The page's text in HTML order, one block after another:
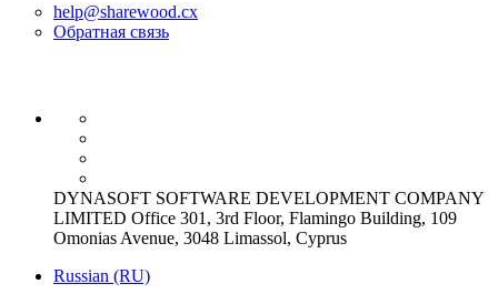
help@sharewood.cx
Обратная связь
DYNASOFT SOFTWARE DEVELOPMENT COMPANY
LIMITED Office 301, 3rd Floor, Flamingo Building, 109
Omonias Avenue, 3048 Limassol, Cyprus
Russian (RU)